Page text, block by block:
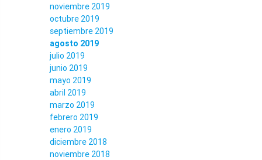
noviembre 2019
octubre 2019
septiembre 2019
agosto 2019
julio 2019
junio 2019
mayo 2019
abril 2019
marzo 2019
febrero 2019
enero 2019
diciembre 2018
noviembre 2018